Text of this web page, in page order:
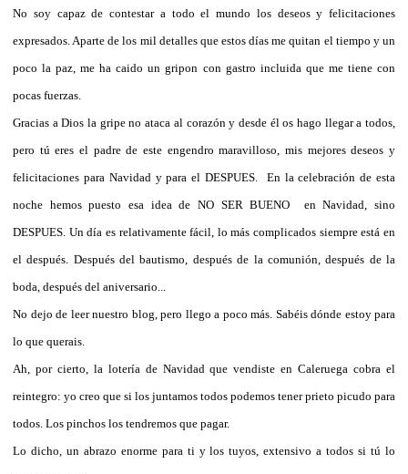
No soy capaz de contestar a todo el mundo los deseos y felicitaciones
expresados. Aparte de los mil detalles que estos días me quitan el tiempo y un
poco la paz, me ha caido un gripon con gastro incluida que me tiene con
pocas fuerzas.
Gracias a Dios la gripe no ataca al corazón y desde él os hago llegar a todos,
pero tú eres el padre de este engendro maravilloso, mis mejores deseos y
felicitaciones para Navidad y para el DESPUES. En la celebración de esta
noche hemos puesto esa idea de NO SER BUENO en Navidad, sino
DESPUES. Un día es relativamente fácil, lo más complicados siempre está en
el después. Después del bautismo, después de la comunión, después de la
boda, después del aniversario...
No dejo de leer nuestro blog, pero llego a poco más. Sabéis dónde estoy para
lo que querais.
Ah, por cierto, la lotería de Navidad que vendiste en Caleruega cobra el
reintegro: yo creo que si los juntamos todos podemos tener prieto picudo para
todos. Los pinchos los tendremos que pagar.
Lo dicho, un abrazo enorme para ti y los tuyos, extensivo a todos si tú lo